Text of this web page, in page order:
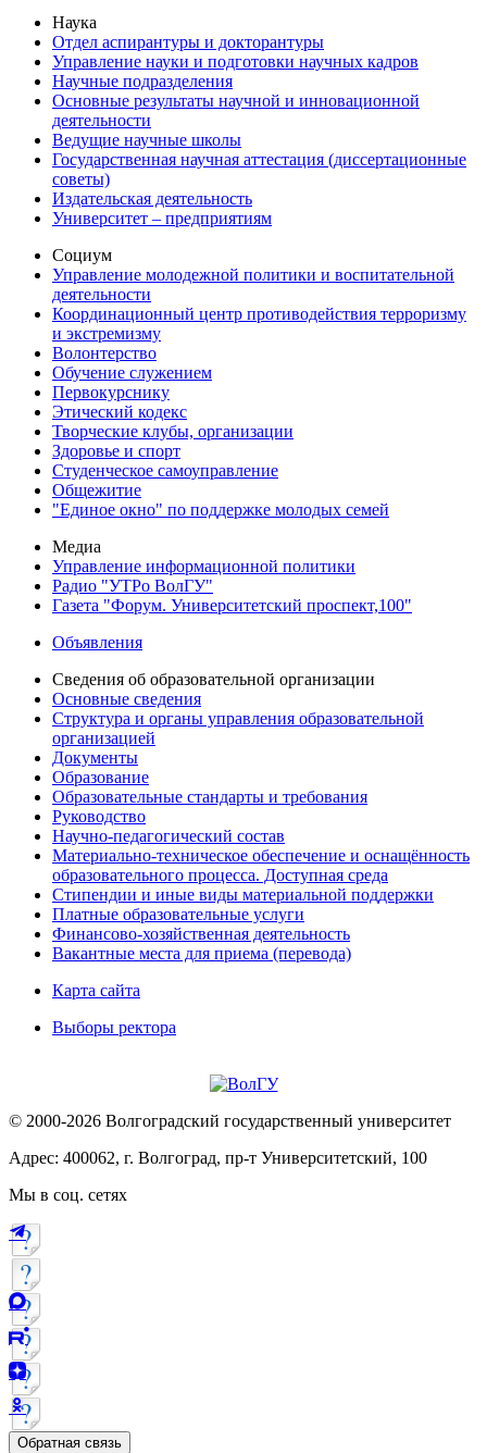
Наука
Отдел аспирантуры и докторантуры
Управление науки и подготовки научных кадров
Научные подразделения
Основные результаты научной и инновационной
деятельности
Ведущие научные школы
Государственная научная аттестация (диссертационные
советы)
Издательская деятельность
Университет – предприятиям
Социум
Управление молодежной политики и воспитательной
деятельности
Координационный центр противодействия терроризму
и экстремизму
Волонтерство
Обучение служением
Первокурснику
Этический кодекс
Творческие клубы, организации
Здоровье и спорт
Студенческое самоуправление
Общежитие
"Единое окно" по поддержке молодых семей
Медиа
Управление информационной политики
Радио "УТРо ВолГУ"
Газета "Форум. Университетский проспект,100"
Объявления
Сведения об образовательной организации
Основные сведения
Структура и органы управления образовательной
организацией
Документы
Образование
Образовательные стандарты и требования
Руководство
Научно-педагогический состав
Материально-техническое обеспечение и оснащённость
образовательного процесса. Доступная среда
Стипендии и иные виды материальной поддержки
Платные образовательные услуги
Финансово-хозяйственная деятельность
Вакантные места для приема (перевода)
Карта сайта
Выборы ректора
© 2000-2026 Волгоградский государственный университет
Адрес: 400062, г. Волгоград, пр-т Университетский, 100
Мы в соц. сетях
Обратная связь